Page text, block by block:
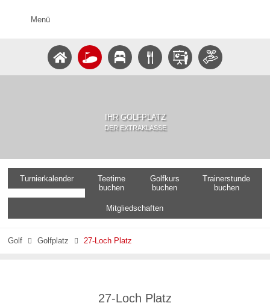
Menü
IHR GOLFPLATZ
DER EXTRAKLASSE
Turnierkalender
Teetime
buchen
Golfkurs
buchen
Trainerstunde
buchen
Mitgliedschaften
Golf  Golfplatz  27-Loch Platz
27-Loch Platz